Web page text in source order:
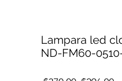
Lampara led
ND-FM60-